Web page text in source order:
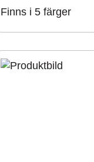
Finns i 5 färger